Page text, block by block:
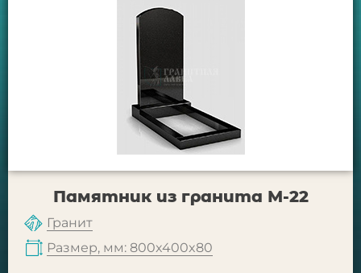
Памятник из гранита М-22
Гранит
Размер, мм: 800x400x80